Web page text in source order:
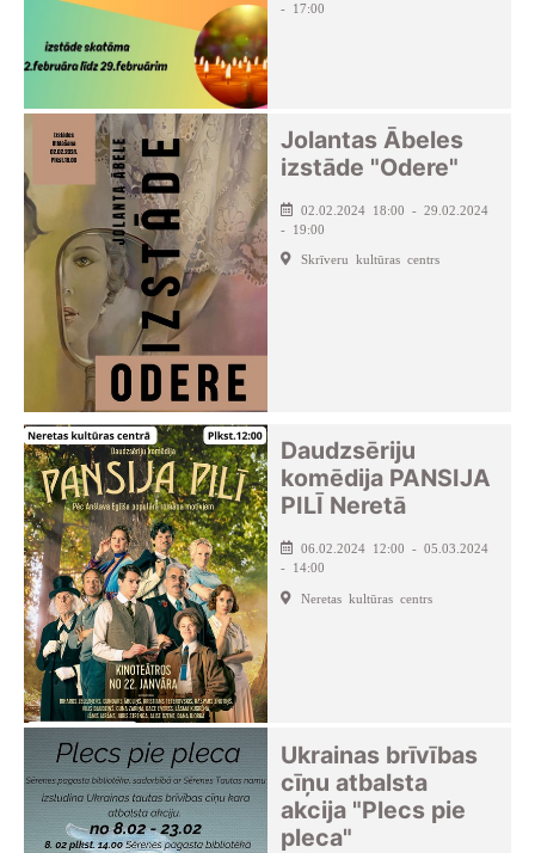
- 17:00
Jolantas Ābeles
izstāde "Odere"
02.02.2024 18:00 - 29.02.2024
- 19:00
Skrīveru kultūras centrs
Daudzsēriju
komēdija PANSIJA
PILĪ Neretā
06.02.2024 12:00 - 05.03.2024
- 14:00
Neretas kultūras centrs
Ukrainas brīvības
cīņu atbalsta
akcija "Plecs pie
pleca"